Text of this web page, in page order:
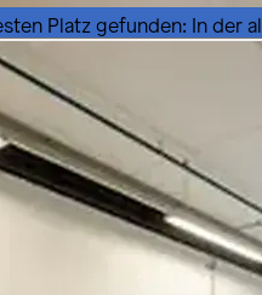
Platz gefunden: In der